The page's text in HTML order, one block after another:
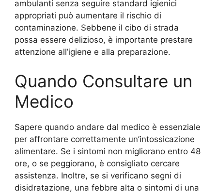
ambulanti senza seguire standard igienici
appropriati può aumentare il rischio di
contaminazione. Sebbene il cibo di strada
possa essere delizioso, è importante prestare
attenzione all’igiene e alla preparazione.
Quando Consultare un
Medico
Sapere quando andare dal medico è essenziale
per affrontare correttamente un’intossicazione
alimentare. Se i sintomi non migliorano entro 48
ore, o se peggiorano, è consigliato cercare
assistenza. Inoltre, se si verificano segni di
disidratazione, una febbre alta o sintomi di una